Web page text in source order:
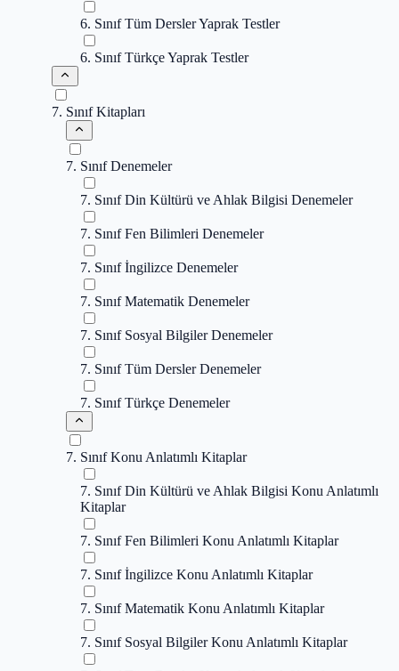
6. Sınıf Tüm Dersler Yaprak Testler
6. Sınıf Türkçe Yaprak Testler
7. Sınıf Kitapları
7. Sınıf Denemeler
7. Sınıf Din Kültürü ve Ahlak Bilgisi Denemeler
7. Sınıf Fen Bilimleri Denemeler
7. Sınıf İngilizce Denemeler
7. Sınıf Matematik Denemeler
7. Sınıf Sosyal Bilgiler Denemeler
7. Sınıf Tüm Dersler Denemeler
7. Sınıf Türkçe Denemeler
7. Sınıf Konu Anlatımlı Kitaplar
7. Sınıf Din Kültürü ve Ahlak Bilgisi Konu Anlatımlı
Kitaplar
7. Sınıf Fen Bilimleri Konu Anlatımlı Kitaplar
7. Sınıf İngilizce Konu Anlatımlı Kitaplar
7. Sınıf Matematik Konu Anlatımlı Kitaplar
7. Sınıf Sosyal Bilgiler Konu Anlatımlı Kitaplar